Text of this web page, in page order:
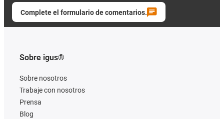
Complete el formulario de comentarios.
Sobre igus®
Sobre nosotros
Trabaje con nosotros
Prensa
Blog